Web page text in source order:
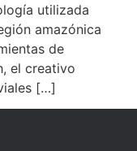
utilizada
amazónica
de
el creativo
[…]